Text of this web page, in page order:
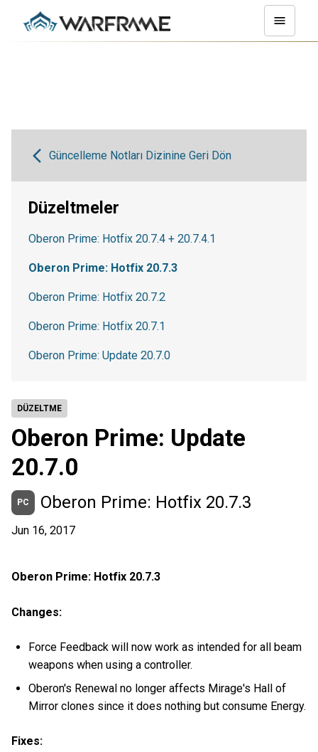
DÜZELTME
Oberon Prime: Update
20.7.0
PC Oberon Prime: Hotfix 20.7.3
Jun 16, 2017
Oberon Prime: Hotfix 20.7.3
Changes:
Force Feedback will now work as intended for all beam
weapons when using a controller.
Oberon's Renewal no longer affects Mirage's Hall of
Mirror clones since it does nothing but consume Energy.
Fixes:
Güncelleme Notları Dizinine Geri Dön
Düzeltmeler
Oberon Prime: Hotfix 20.7.4 + 20.7.4.1
Oberon Prime: Hotfix 20.7.3
Oberon Prime: Hotfix 20.7.2
Oberon Prime: Hotfix 20.7.1
Oberon Prime: Update 20.7.0